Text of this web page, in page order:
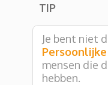
TIP
Je bent niet
mensen die
hebben.